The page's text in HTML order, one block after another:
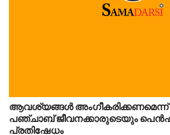
ആവശ്യങ്ങൾ അംഗീകരിക്കണമെന്ന്
പഞ്ചാബ് ജീവനക്കാരുടെയും
പ്രതിഷേധം